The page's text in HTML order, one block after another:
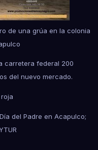
de una grúa en la colonia
carretera federal 200
del nuevo mercado.
del Padre en Acapulco;